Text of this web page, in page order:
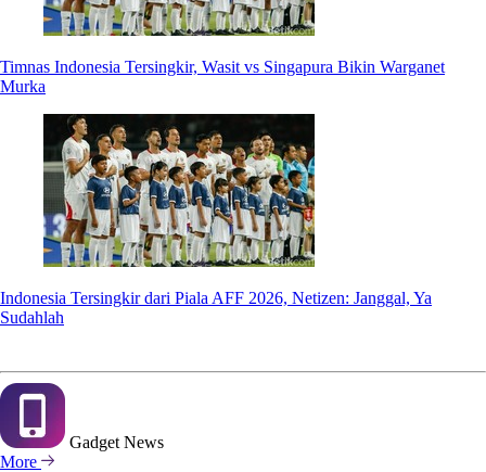
Timnas Indonesia Tersingkir, Wasit vs Singapura Bikin Warganet
Murka
Indonesia Tersingkir dari Piala AFF 2026, Netizen: Janggal, Ya
Sudahlah
Gadget News
More